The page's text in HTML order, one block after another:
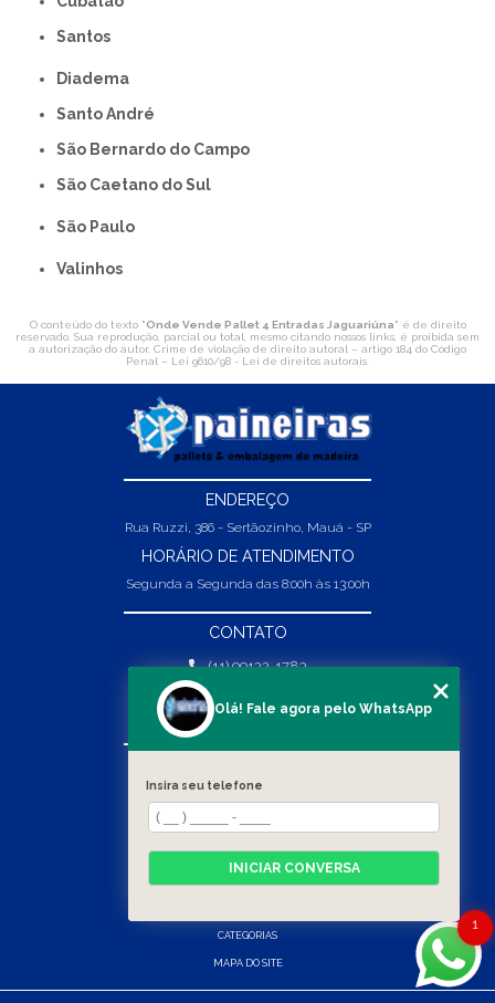
Santos
Diadema
Santo André
São Bernardo do Campo
São Caetano do Sul
São Paulo
Valinhos
O conteúdo do texto "Onde Vende Pallet 4 Entradas Jaguariúna" é de direito
reservado. Sua reprodução, parcial ou total, mesmo citando nossos links, é proibida sem
a autorização do autor. Crime de violação de direito autoral – artigo 184 do Código
Penal – Lei 9610/98 - Lei de direitos autorais.
ENDEREÇO
Rua Ruzzi, 386 - Sertãozinho, Mauá - SP
HORÁRIO DE ATENDIMENTO
Segunda a Segunda das 8:00h às 13:00h
CONTATO
(11) 99132-1783
(11) 99132-1783
vendas@abpaineiras.com.br
SOBRE NÓS
PRODUTOS
CATEGORIAS
MAPA DO SITE
1
Olá! Fale agora pelo WhatsApp
Insira seu telefone
INICIAR CONVERSA